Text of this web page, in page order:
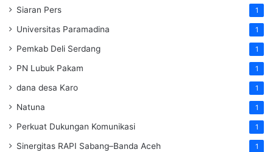
Siaran Pers 1
Universitas Paramadina 1
Pemkab Deli Serdang 1
PN Lubuk Pakam 1
dana desa Karo 1
Natuna 1
Perkuat Dukungan Komunikasi 1
Sinergitas RAPI Sabang–Banda Aceh 1